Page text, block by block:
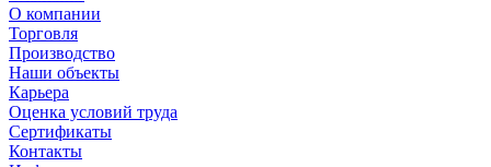
О компании
Торговля
Производство
Наши объекты
Карьера
Оценка условий труда
Сертификаты
Контакты